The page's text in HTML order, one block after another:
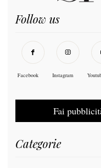
Follow us
Facebook Instagram
Fai
Categorie